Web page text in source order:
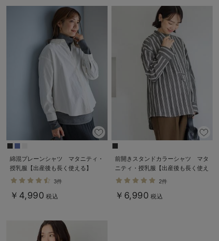
綿混プレーンシャツ マタニティ・
授乳服【出産後も長く使える】
3件
￥4,990 税込
前開きスタンドカラーシャツ マタ
ニティ・授乳服【出産後も長く使え
る】
2件
￥6,990 税込